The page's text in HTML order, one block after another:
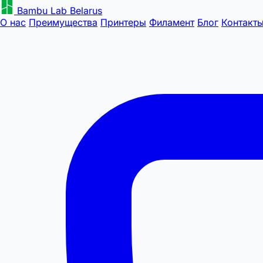
Bambu Lab Belarus
О нас Преимущества Принтеры Филамент Блог